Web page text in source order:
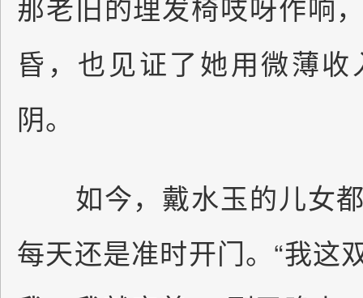
昏，也见证了她用微薄
阴。
如今，戴水玉的儿女都
每天还是准时开门。“我这